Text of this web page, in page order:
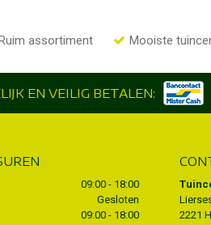
assortiment Mooiste
EN VEILIG BETALEN:
09:00 - 18:00
Gesloten
09:00 - 18:00
2221